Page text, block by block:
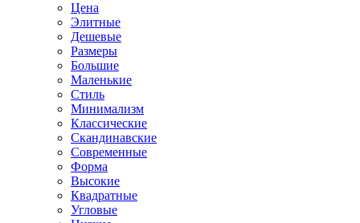
Цена
Элитные
Дешевые
Размеры
Большие
Маленькие
Стиль
Минимализм
Классические
Скандинавские
Современные
Форма
Высокие
Квадратные
Угловые